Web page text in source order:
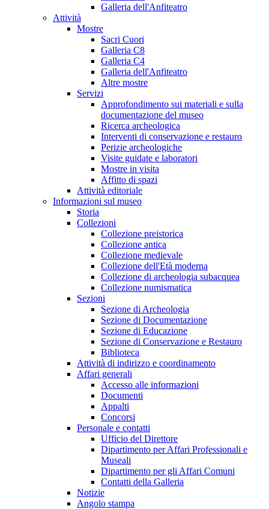
Galleria dell'Anfiteatro
Attività
Mostre
Sacri Cuori
Galleria C8
Galleria C4
Galleria dell'Anfiteatro
Altre mostre
Servizi
Approfondimento sui materiali e sulla
documentazione del museo
Ricerca archeologica
Interventi di conservazione e restauro
Perizie archeologiche
Visite guidate e laboratori
Mostre in visita
Affitto di spazi
Attività editoriale
Informazioni sul museo
Storia
Collezioni
Collezione preistorica
Collezione antica
Collezione medievale
Collezione dell'Età moderna
Collezione di archeologia subacquea
Collezione numismatica
Sezioni
Sezione di Archeologia
Sezione di Documentazione
Sezione di Educazione
Sezione di Conservazione e Restauro
Biblioteca
Attività di indirizzo e coordinamento
Affari generali
Accesso alle informazioni
Documenti
Appalti
Concorsi
Personale e contatti
Ufficio del Direttore
Dipartimento per Affari Professionali e
Museali
Dipartimento per gli Affari Comuni
Contatti della Galleria
Notizie
Angolo stampa